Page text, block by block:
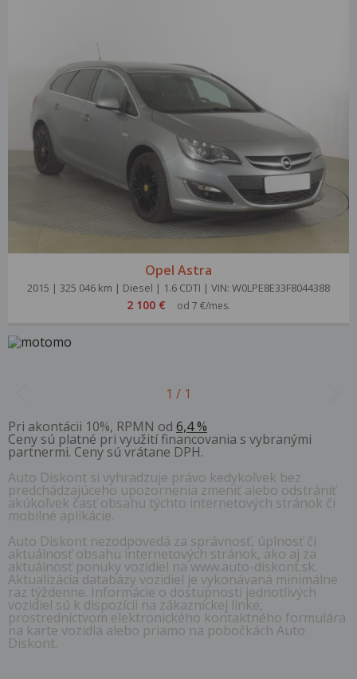
Opel Astra
2015 | 325 046 km | Diesel | 1.6 CDTI | VIN: W0LPE8E33F8044388
2 100 € od 7 €/mes.
1 / 1
Pri akontácii 10%, RPMN od 6,4 %
Ceny sú platné pri využití financovania s vybranými
partnermi. Ceny sú vrátane DPH.
Auto Diskont si vyhradzuje právo kedykoľvek bez
predchádzajúceho upozornenia zmeniť alebo odstrániť
akúkoľvek časť obsahu týchto internetových stránok či
mobilné aplikácie.
Auto Diskont nezodpovedá za správnosť, úplnosť či
aktuálnosť obsahu internetových stránok, ako aj za
aktuálnosť ponuky vozidiel na www.auto-diskont.sk.
Aktualizácia databázy vozidiel je vykonávaná minimálne
raz týždenne. Informácie o dostupnosti jednotlivých
vozidiel sú k dispozícii na zákazníckej linke,
prostredníctvom elektronického kontaktného formulára
na karte vozidla alebo priamo na pobočkách Auto
Diskont.